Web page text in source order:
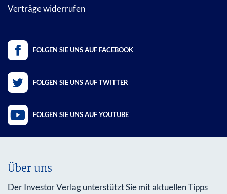
Verträge widerrufen
FOLGEN SIE UNS AUF FACEBOOK
FOLGEN SIE UNS AUF TWITTER
FOLGEN SIE UNS AUF YOUTUBE
Über uns
Der Investor Verlag unterstützt Sie mit aktuellen Tipps